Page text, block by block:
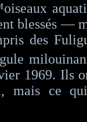
blessés —
des
1969. Ils
mais ce